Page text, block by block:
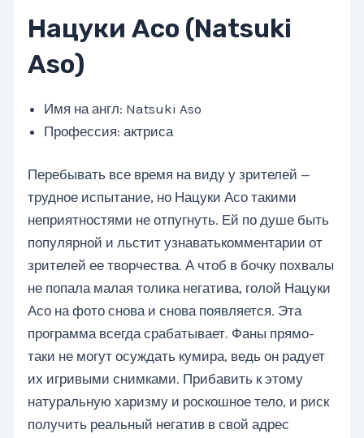
Нацуки Асо (Natsuki
Aso)
Имя на англ: Natsuki Aso
Профессия: актриса
Перебывать все время на виду у зрителей —
трудное испытание, но Нацуки Асо такими
неприятностями не отпугнуть. Ей по душе быть
популярной и льстит узнаватькомментарии от
зрителей ее творчества. А чтоб в бочку похвалы
не попала малая толика негатива, голой Нацуки
Асо на фото снова и снова появляется. Эта
программа всегда срабатывает. Фаны прямо-
таки не могут осуждать кумира, ведь он радует
их игривыми снимками. Прибавить к этому
натуральную харизму и роскошное тело, и риск
получить реальный негатив в свой адрес